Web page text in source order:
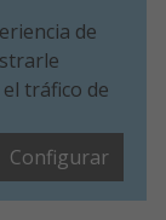
de
tráfico de
Configurar